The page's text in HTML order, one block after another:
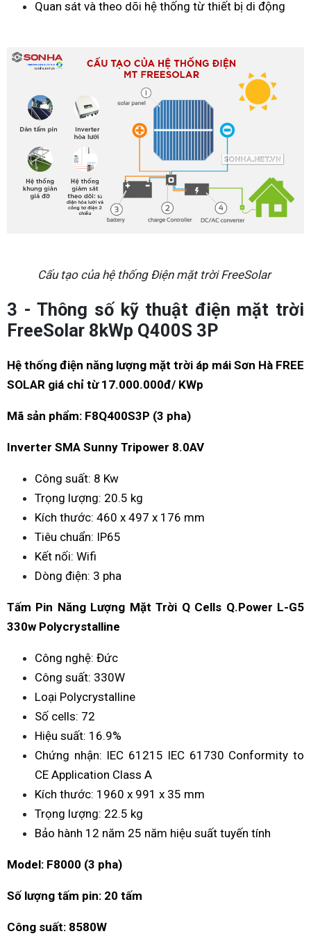
Quan sát và theo dõi hệ thống từ thiết bị di động
Cấu tạo của hệ thống Điện mặt trời FreeSolar
3 - Thông số kỹ thuật điện mặt trời
FreeSolar 8kWp Q400S 3P
Hệ thống điện năng lượng mặt trời áp mái Sơn Hà FREE
SOLAR giá chỉ từ 17.000.000đ/ KWp
Mã sản phẩm: F8Q400S3P (3 pha)
Inverter SMA Sunny Tripower 8.0AV
Công suất: 8 Kw
Trọng lượng: 20.5 kg
Kích thước: 460 x 497 x 176 mm
Tiêu chuẩn: IP65
Kết nối: Wifi
Dòng điện: 3 pha
Tấm Pin Năng Lượng Mặt Trời Q Cells Q.Power L-G5
330w Polycrystalline
Công nghệ: Đức
Công suất: 330W
Loại Polycrystalline
Số cells: 72
Hiệu suất: 16.9%
Chứng nhận: IEC 61215 IEC 61730 Conformity to
CE Application Class A
Kích thước: 1960 x 991 x 35 mm
Trọng lượng: 22.5 kg
Bảo hành 12 năm 25 năm hiệu suất tuyến tính
Model: F8000 (3 pha)
Số lượng tấm pin: 20 tấm
Công suất: 8580W